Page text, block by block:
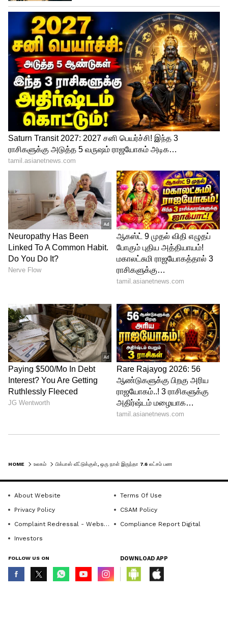
இதையும் படிங்க : PUBG Madan : பப்ஜி
மதன் மீதான குண்டர் சட்டம் ரத்து.!
சென்னை ஐகோர்ட் உத்தரவு !!
HOME உலகம்
About Website
Terms Of Use
Privacy Policy
CSAM Policy
Complaint Redressal - Website
Compliance Report Digital
Investors
FOLLOW US ON DOWNLOAD APP